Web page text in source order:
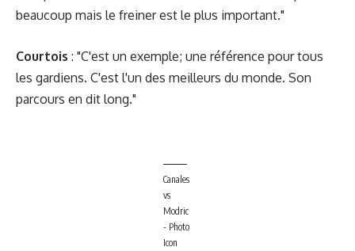
beaucoup mais le freiner est le plus important."
Courtois : "C'est un exemple; une référence pour tous
les gardiens. C'est l'un des meilleurs du monde. Son
parcours en dit long."
Canales
vs
Modric
- Photo
Icon